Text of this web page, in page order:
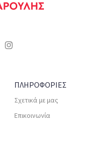
ΠΛΗΡΟΦΟΡΙΕΣ
Σχετικά με μας
Επικοινωνία